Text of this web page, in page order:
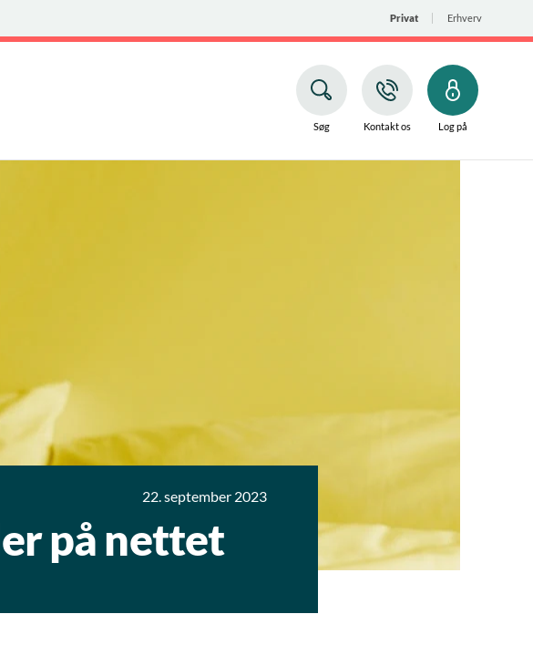
Privat Erhverv
Søg Kontakt os Log på
på nettet
22. september 2023